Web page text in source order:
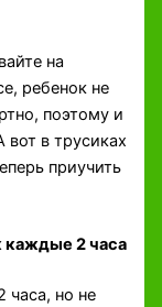
на
ребенок не
поэтому и
вот в трусиках
приучить
каждые 2 часа
но не